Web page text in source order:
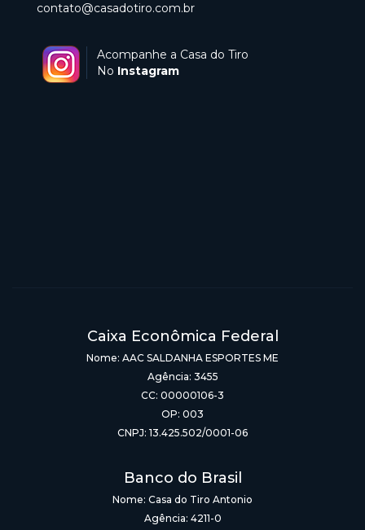
contato@casadotiro.com.br
Acompanhe a Casa do Tiro
No Instagram
Caixa Econômica Federal
Nome: AAC SALDANHA ESPORTES ME
Agência: 3455
CC: 00000106-3
OP: 003
CNPJ: 13.425.502/0001-06
Banco do Brasil
Nome: Casa do Tiro Antonio
Agência: 4211-0